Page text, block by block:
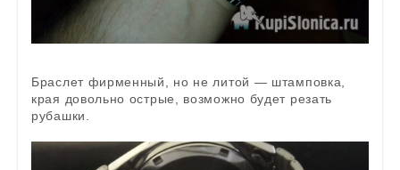
Браслет фирменный, но не литой — штамповка,
края довольно острые, возможно будет резать
рубашки.